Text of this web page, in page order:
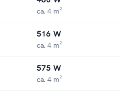
ca. 4 m²
516 W
ca. 4 m²
575 W
ca. 4 m²